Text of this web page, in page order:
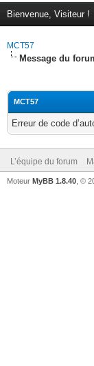
Bienvenue, Visiteur !
MCT57
Message du
MCT57
Erreur de code
L’équipe du forum
Moteur MyBB 1.8.40 , ©